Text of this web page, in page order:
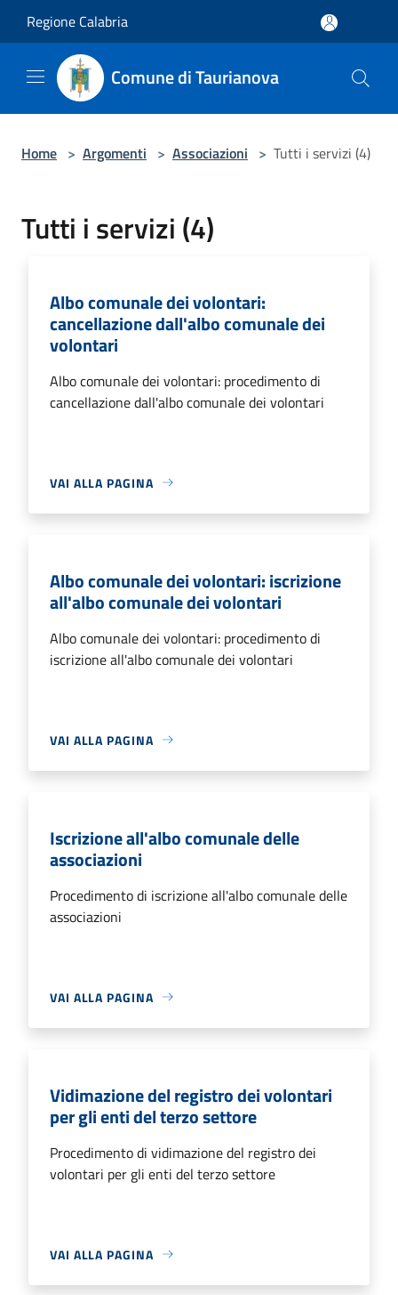
Regione Calabria
Comune di Taurianova
Home > Argomenti > Associazioni > Tutti i servizi (4)
Tutti i servizi (4)
Albo comunale dei volontari:
cancellazione dall'albo comunale dei
volontari
Albo comunale dei volontari: procedimento di
cancellazione dall'albo comunale dei volontari
VAI ALLA PAGINA
Albo comunale dei volontari: iscrizione
all'albo comunale dei volontari
Albo comunale dei volontari: procedimento di
iscrizione all'albo comunale dei volontari
VAI ALLA PAGINA
Iscrizione all'albo comunale delle
associazioni
Procedimento di iscrizione all'albo comunale delle
associazioni
VAI ALLA PAGINA
Vidimazione del registro dei volontari
per gli enti del terzo settore
Procedimento di vidimazione del registro dei
volontari per gli enti del terzo settore
VAI ALLA PAGINA